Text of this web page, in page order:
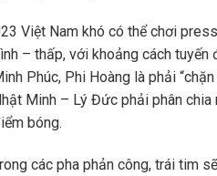
Việt Nam khó có thể chơi
– thấp, với khoảng cách tuyến
Phúc, Phi Hoàng là phải
Minh – Lý Đức phải phân
bóng.
các pha phản công, trái tim